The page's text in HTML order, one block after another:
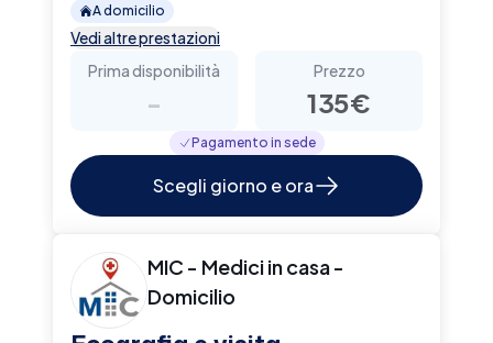
A domicilio
Vedi altre prestazioni
Prima disponibilità
-
Prezzo
135€
Pagamento in sede
Scegli giorno e ora
MIC - Medici in casa -
Domicilio